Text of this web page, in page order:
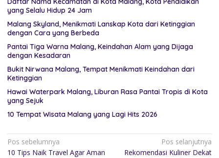
yang Selalu Hidup 24 Jam
Malang Skyland, Menikmati Lanskap Kota dari Ketinggian
dengan Cara yang Berbeda
Pantai Tiga Warna Malang, Keindahan Alam yang Dijaga
dengan Kesadaran
Bukit Nirwana Malang, Tempat Menikmati Keindahan dari
Ketinggian
Hawai Waterpark Malang, Liburan Rasa Pantai Tropis di Kota
yang Sejuk
10 Tempat Wisata Malang yang Lagi Hits 2026
Pos sebelumnya
10 Tips Naik Travel Agar Aman
Pos selanjutnya
Rekomendasi Kuliner Dekat